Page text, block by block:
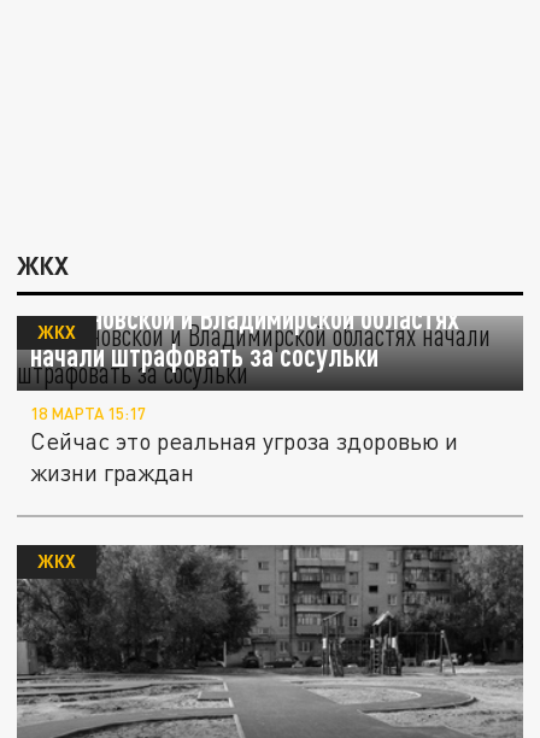
ЖКХ
В Ивановской и Владимирской областях
начали штрафовать за сосульки
ЖКХ
18 МАРТА 15:17
Сейчас это реальная угроза здоровью и
жизни граждан
ЖКХ